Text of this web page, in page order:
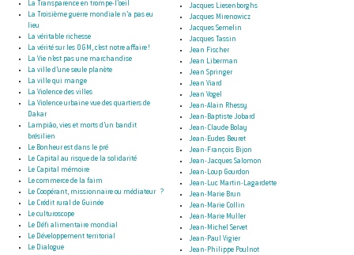
La Transparence en trompe-l’oeil
La Troisième guerre mondiale n’a pas eu
lieu
La véritable richesse
La vérité sur les OGM, c’est notre affaire !
La Vie n’est pas une marchandise
La ville d’une seule planète
La ville qui mange
La Violence des villes
La Violence urbaine vue des quartiers de
Dakar
Lampiâo, vies et morts d’un bandit
brésilien
Le Bonheur est dans le pré
Le Capital au risque de la solidarité
Le Capital mémoire
Le commerce de la faim
Le Coopérant, missionnaire ou médiateur ?
Le Crédit rural de Guinée
Le culturoscope
Le Défi alimentaire mondial
Le Développement territorial
Le Dialogue
Jacques Liesenborghs
Jacques Mirenowicz
Jacques Semelin
Jacques Tassin
Jean Fischer
Jean Liberman
Jean Springer
Jean Viard
Jean Vogel
Jean-Alain Rhessy
Jean-Baptiste Jobard
Jean-Claude Bolay
Jean-Eudes Beuret
Jean-François Bijon
Jean-Jacques Salomon
Jean-Loup Gourdon
Jean-Luc Martin-Lagardette
Jean-Marie Brun
Jean-Marie Collin
Jean-Marie Muller
Jean-Michel Servet
Jean-Paul Vigier
Jean-Philippe Poulnot